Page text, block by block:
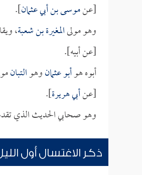
[عنموسى بن أبي عثمان].
وهو مولىالمغيرة بن شعبة،
[عن أبيه].
أبوه هوأبو عثمانوهوالتبان
[عنأبي هريرة].
وهو صحابي الحديث الذي
ذكر الاغتسال أول